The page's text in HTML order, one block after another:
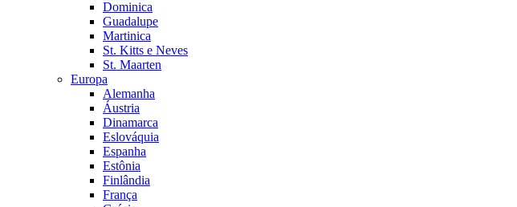
Dominica
Guadalupe
Martinica
St. Kitts e Neves
St. Maarten
Europa
Alemanha
Áustria
Dinamarca
Eslováquia
Espanha
Estônia
Finlândia
França